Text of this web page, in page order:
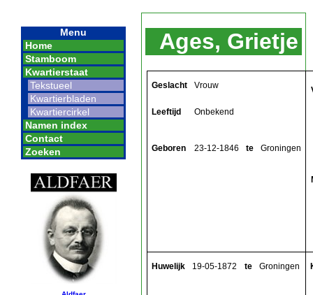
Menu
Home
Stamboom
Kwartierstaat
Tekstueel
Kwartierbladen
Kwartiercirkel
Namen index
Contact
Zoeken
Ages, Grietje
Geslacht Vrouw
Leeftijd Onbekend
Geboren 23-12-1846 te Groningen
Huwelijk 19-05-1872 te Groningen